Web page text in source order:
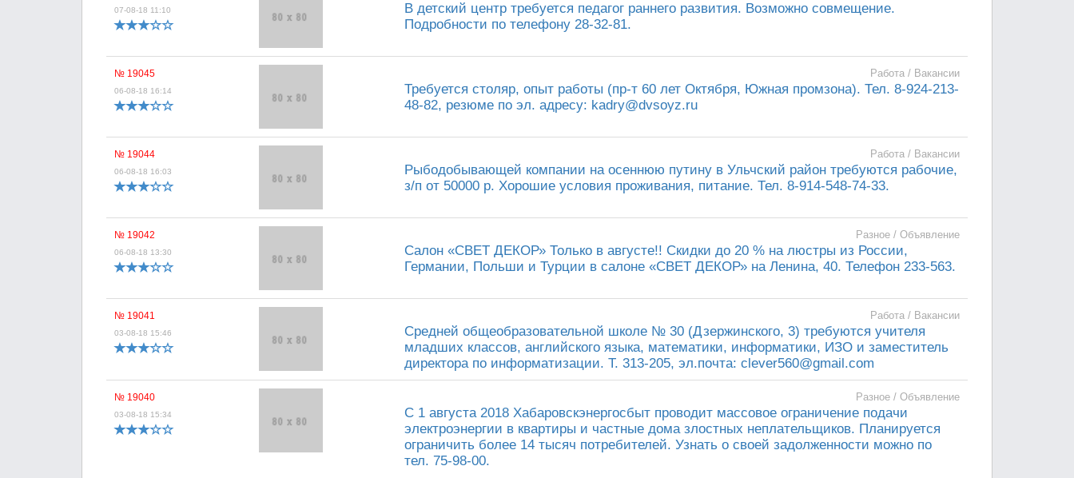
07-08-18 11:10
В детский центр требуется педагог раннего развития. Возможно совмещение.
Подробности по телефону 28-32-81.
№ 19045
06-08-18 16:14
Работа / Вакансии
Требуется столяр, опыт работы (пр-т 60 лет Октября, Южная промзона). Тел. 8-924-213-
48-82, резюме по эл. адресу: kadry@dvsoyz.ru
№ 19044
06-08-18 16:03
Работа / Вакансии
Рыбодобывающей компании на осеннюю путину в Ульчский район требуются рабочие,
з/п от 50000 р. Хорошие условия проживания, питание. Тел. 8-914-548-74-33.
№ 19042
06-08-18 13:30
Разное / Объявление
Салон «СВЕТ ДЕКОР» Только в августе!! Скидки до 20 % на люстры из России,
Германии, Польши и Турции в салоне «СВЕТ ДЕКОР» на Ленина, 40. Телефон 233-563.
№ 19041
03-08-18 15:46
Работа / Вакансии
Средней общеобразовательной школе № 30 (Дзержинского, 3) требуются учителя
младших классов, английского языка, математики, информатики, ИЗО и заместитель
директора по информатизации. Т. 313-205, эл.почта: clever560@gmail.com
№ 19040
03-08-18 15:34
Разное / Объявление
С 1 августа 2018 Хабаровскэнергосбыт проводит массовое ограничение подачи
электроэнергии в квартиры и частные дома злостных неплательщиков. Планируется
ограничить более 14 тысяч потребителей. Узнать о своей задолженности можно по
тел. 75-98-00.